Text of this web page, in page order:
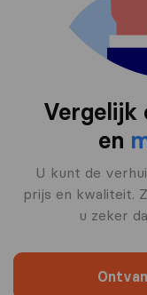
Vergelijk
en
U kunt de
prijs en kwaliteit.
u zeker